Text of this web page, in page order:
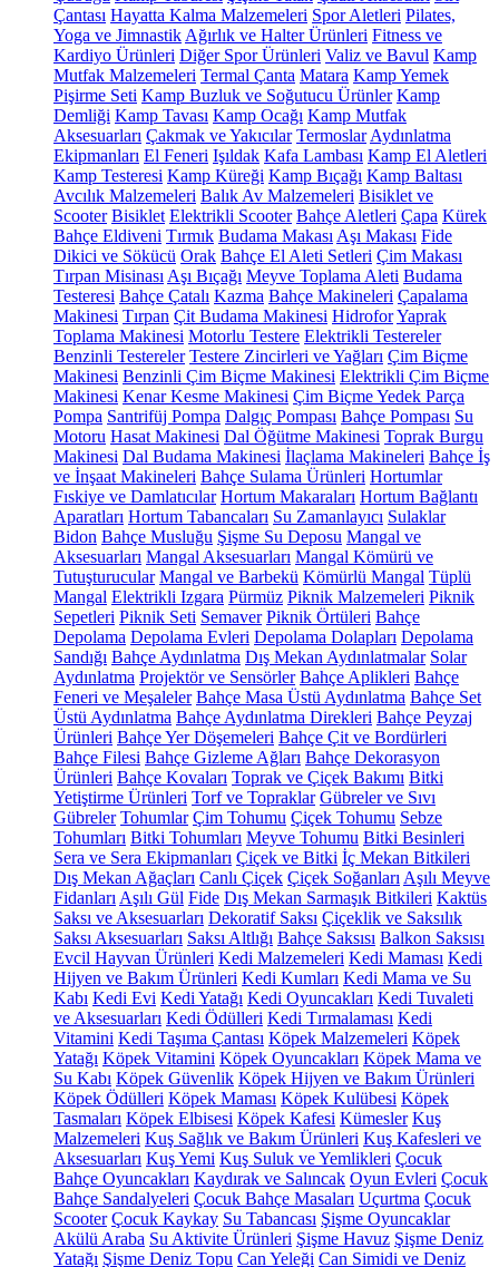
Çantası Hayatta Kalma Malzemeleri Spor Aletleri Pilates,
Yoga ve Jimnastik Ağırlık ve Halter Ürünleri Fitness ve
Kardiyo Ürünleri Diğer Spor Ürünleri Valiz ve Bavul Kamp
Mutfak Malzemeleri Termal Çanta Matara Kamp Yemek
Pişirme Seti Kamp Buzluk ve Soğutucu Ürünler Kamp
Demliği Kamp Tavası Kamp Ocağı Kamp Mutfak
Aksesuarları Çakmak ve Yakıcılar Termoslar Aydınlatma
Ekipmanları El Feneri Işıldak Kafa Lambası Kamp El Aletleri
Kamp Testeresi Kamp Küreği Kamp Bıçağı Kamp Baltası
Avcılık Malzemeleri Balık Av Malzemeleri Bisiklet ve
Scooter Bisiklet Elektrikli Scooter Bahçe Aletleri Çapa Kürek
Bahçe Eldiveni Tırmık Budama Makası Aşı Makası Fide
Dikici ve Sökücü Orak Bahçe El Aleti Setleri Çim Makası
Tırpan Misinası Aşı Bıçağı Meyve Toplama Aleti Budama
Testeresi Bahçe Çatalı Kazma Bahçe Makineleri Çapalama
Makinesi Tırpan Çit Budama Makinesi HidroforYaprak
Toplama Makinesi Motorlu Testere Elektrikli Testereler
Benzinli Testereler Testere Zincirleri ve Yağları Çim Biçme
Makinesi Benzinli Çim Biçme Makinesi Elektrikli Çim Biçme
Makinesi Kenar Kesme Makinesi Çim Biçme Yedek Parça
Pompa Santrifüj Pompa Dalgıç Pompası Bahçe Pompası Su
Motoru Hasat Makinesi Dal Öğütme Makinesi Toprak Burgu
Makinesi Dal Budama Makinesi İlaçlama Makineleri Bahçe İş
ve İnşaat Makineleri Bahçe Sulama Ürünleri Hortumlar
Fıskiye ve Damlatıcılar Hortum Makaraları Hortum Bağlantı
Aparatları Hortum Tabancaları Su Zamanlayıcı Sulaklar
Bidon Bahçe Musluğu Şişme Su Deposu Mangal ve
Aksesuarları Mangal Aksesuarları Mangal Kömürü ve
Tutuşturucular Mangal ve Barbekü Kömürlü Mangal Tüplü
Mangal Elektrikli Izgara Pürmüz Piknik Malzemeleri Piknik
Sepetleri Piknik Seti Semaver Piknik Örtüleri Bahçe
Depolama Depolama Evleri Depolama Dolapları Depolama
Sandığı Bahçe Aydınlatma Dış Mekan Aydınlatmalar Solar
Aydınlatma Projektör ve Sensörler Bahçe Aplikleri Bahçe
Feneri ve Meşaleler Bahçe Masa Üstü Aydınlatma Bahçe Set
Üstü Aydınlatma Bahçe Aydınlatma Direkleri Bahçe Peyzaj
Ürünleri Bahçe Yer Döşemeleri Bahçe Çit ve Bordürleri
Bahçe Filesi Bahçe Gizleme Ağları Bahçe Dekorasyon
Ürünleri Bahçe Kovaları Toprak ve Çiçek Bakımı Bitki
Yetiştirme Ürünleri Torf ve Topraklar Gübreler ve Sıvı
Gübreler Tohumlar Çim Tohumu Çiçek Tohumu Sebze
Tohumları Bitki Tohumları Meyve Tohumu Bitki Besinleri
Sera ve Sera Ekipmanları Çiçek ve Bitki İç Mekan Bitkileri
Dış Mekan Ağaçları Canlı Çiçek Çiçek Soğanları Aşılı Meyve
Fidanları Aşılı Gül Fide Dış Mekan Sarmaşık Bitkileri Kaktüs
Saksı ve Aksesuarları Dekoratif Saksı Çiçeklik ve Saksılık
Saksı Aksesuarları Saksı Altlığı Bahçe Saksısı Balkon Saksısı
Evcil Hayvan Ürünleri Kedi Malzemeleri Kedi Maması Kedi
Hijyen ve Bakım Ürünleri Kedi Kumları Kedi Mama ve Su
Kabı Kedi Evi Kedi Yatağı Kedi Oyuncakları Kedi Tuvaleti
ve Aksesuarları Kedi Ödülleri Kedi Tırmalaması Kedi
Vitamini Kedi Taşıma Çantası Köpek Malzemeleri Köpek
Yatağı Köpek Vitamini Köpek Oyuncakları Köpek Mama ve
Su Kabı Köpek Güvenlik Köpek Hijyen ve Bakım Ürünleri
Köpek Ödülleri Köpek Maması Köpek Kulübesi Köpek
Tasmaları Köpek Elbisesi Köpek Kafesi Kümesler Kuş
Malzemeleri Kuş Sağlık ve Bakım Ürünleri Kuş Kafesleri ve
Aksesuarları Kuş Yemi Kuş Suluk ve Yemlikleri Çocuk
Bahçe Oyuncakları Kaydırak ve Salıncak Oyun Evleri Çocuk
Bahçe Sandalyeleri Çocuk Bahçe Masaları Uçurtma Çocuk
Scooter Çocuk Kaykay Su Tabancası Şişme Oyuncaklar
Akülü Araba Su Aktivite Ürünleri Şişme Havuz Şişme Deniz
Yatağı Şişme Deniz Topu Can Yeleği Can Simidi ve Deniz